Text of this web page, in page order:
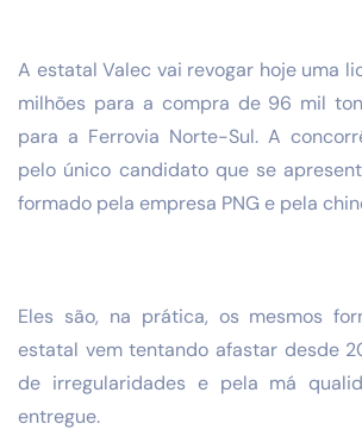
A estatal Valec vai revogar hoje uma
milhões para a compra de 96 mil
para a Ferrovia Norte-Sul. A
pelo único candidato que se
formado pela empresa PNG e pela
Eles são, na prática, os mesmos
estatal vem tentando afastar desde
de irregularidades e pela má
entregue.